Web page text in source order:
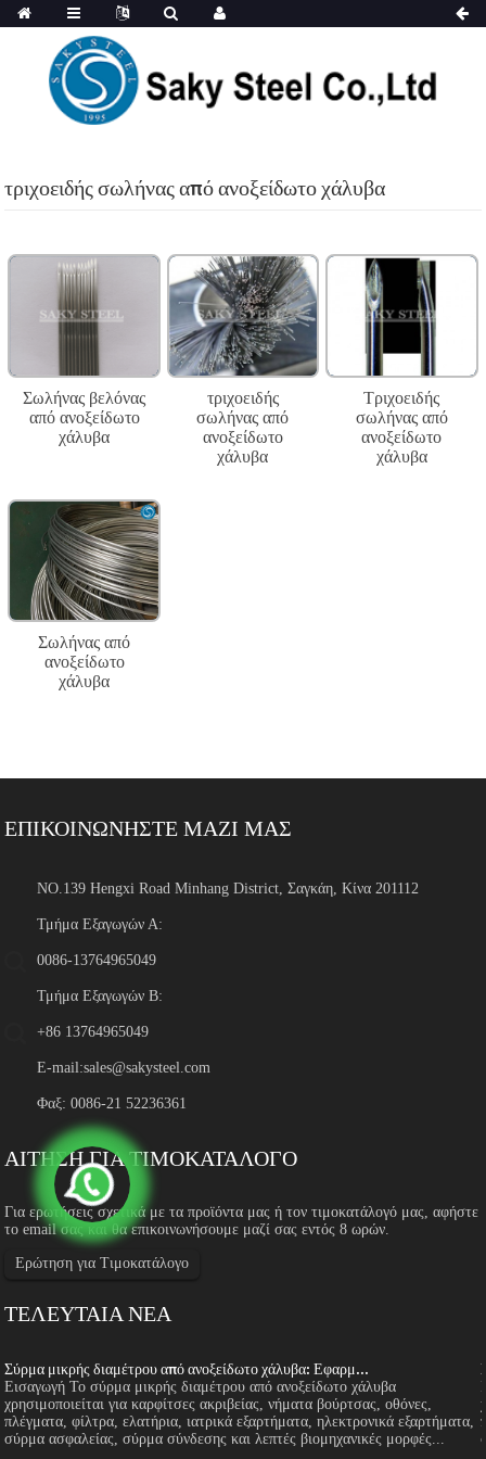
τριχοειδής σωλήνας από ανοξείδωτο χάλυβα
Σωλήνας βελόνας
από ανοξείδωτο
χάλυβα
τριχοειδής
σωλήνας από
ανοξείδωτο
χάλυβα
Τριχοειδής
σωλήνας από
ανοξείδωτο
χάλυβα
Σωλήνας από
ανοξείδωτο
χάλυβα
ΕΠΙΚΟΙΝΩΝΗΣΤΕ ΜΑΖΙ ΜΑΣ
NO.139 Hengxi Road Minhang District, Σαγκάη, Κίνα 201112
Τμήμα Εξαγωγών Α:
0086-13764965049
Τμήμα Εξαγωγών Β:
+86 13764965049
E-mail:sales@sakysteel.com
Φαξ: 0086-21 52236361
ΑΙΤΗΣΗ ΓΙΑ ΤΙΜΟΚΑΤΑΛΟΓΟ
Για ερωτήσεις σχετικά με τα προϊόντα μας ή τον τιμοκατάλογό μας, αφήστε
το email σας και θα επικοινωνήσουμε μαζί σας εντός 8 ωρών.
Ερώτηση για Τιμοκατάλογο
ΤΕΛΕΥΤΑΙΑ ΝΕΑ
Σύρμα μικρής διαμέτρου από ανοξείδωτο χάλυβα: Εφαρμ...
Εισαγωγή Το σύρμα μικρής διαμέτρου από ανοξείδωτο χάλυβα
χρησιμοποιείται για καρφίτσες ακριβείας, νήματα βούρτσας, οθόνες,
πλέγματα, φίλτρα, ελατήρια, ιατρικά εξαρτήματα, ηλεκτρονικά εξαρτήματα,
σύρμα ασφαλείας, σύρμα σύνδεσης και λεπτές βιομηχανικές μορφές...